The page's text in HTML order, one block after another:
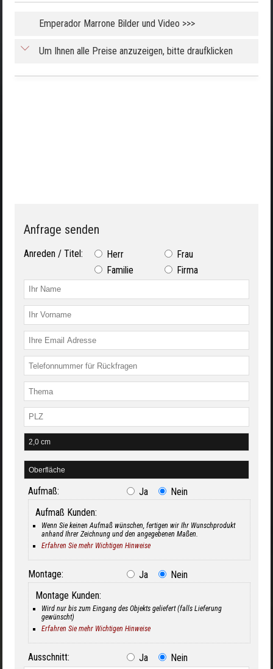
Emperador Marrone Bilder und Video >>>
Um Ihnen alle Preise anzuzeigen, bitte draufklicken
Anfrage senden
Anreden / Titel: Herr
Frau
Familie
Firma
Aufmaß: Ja
Nein
Aufmaß Kunden:
Wenn Sie keinen Aufmaß wünschen, fertigen wir Ihr Wunschprodukt
anhand Ihrer Zeichnung und den angegebenen Maßen.
Erfahren Sie mehr Wichtigen Hinweise
Montage: Ja
Nein
Montage Kunden:
Wird nur bis zum Eingang des Objekts geliefert (falls Lieferung
gewünscht)
Erfahren Sie mehr Wichtigen Hinweise
Ausschnitt: Ja Nein